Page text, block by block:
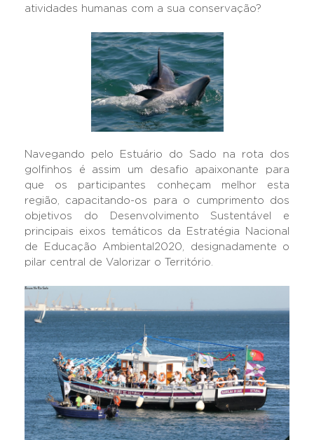
atividades humanas com a sua conservação?
Navegando pelo Estuário do Sado na rota dos
golfinhos é assim um desafio apaixonante para
que os participantes conheçam melhor esta
região, capacitando-os para o cumprimento dos
objetivos do Desenvolvimento Sustentável e
principais eixos temáticos da Estratégia Nacional
de Educação Ambiental2020, designadamente o
pilar central de Valorizar o Território.